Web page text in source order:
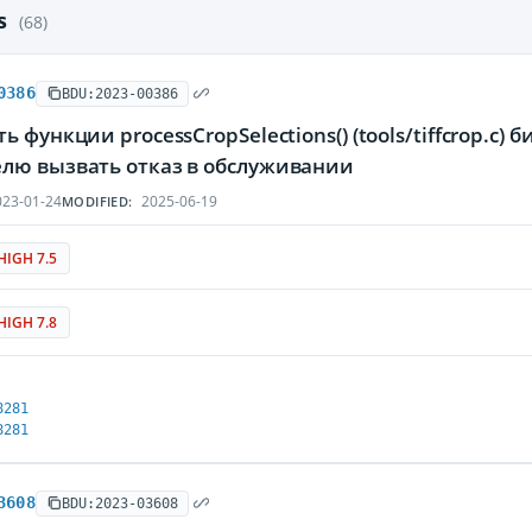
(68)
BDU:2023-00386
функции processCropSelections() (tools/tiffcrop.c)
вызвать отказ в обслуживании
01-24MODIFIED: 2025-06-19
7.5
7.8
BDU:2023-03608